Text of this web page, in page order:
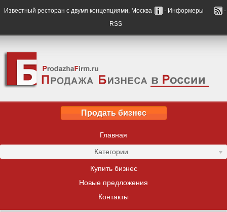
Известный ресторан с двумя концепциями, Москва - Информеры
-
RSS
Продать бизнес
Главная
Категории
Купить бизнес
Новые предложения
Контакты